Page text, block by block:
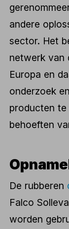
andere
sector. Het
netwerk van
Europa en
onderzoek
producten
behoeften
De rubberen
Falco
worden